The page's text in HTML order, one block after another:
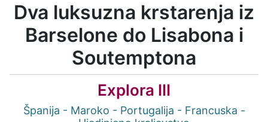
Dva luksuzna krstarenja iz
Barselone do Lisabona i
Soutemptona
Explora III
Španija - Maroko - Portugalija - Francuska -